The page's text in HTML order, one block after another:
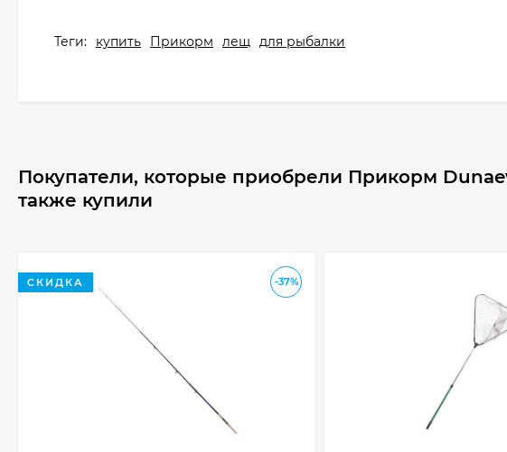
Теги: купить Прикорм лещ для рыбалки
Покупатели, которые приобрели Прикорм
также купили
-37%
СКИДКА